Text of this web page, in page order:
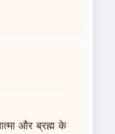
और ब्रह्म के